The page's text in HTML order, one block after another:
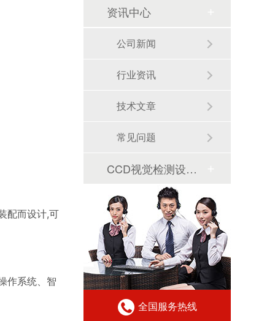
配而设计,可
作系统、智
资讯中心
公司新闻
行业资讯
技术文章
常见问题
CCD视觉检测设备案例
全国服务热线